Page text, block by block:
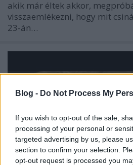
Blog - Do Not Process My
If you wish to opt-out of the sale,
processing of your personal or
targeted advertising by us, please
section to confirm your selection.
opt-out request is processed you
akik már éltek akkor,
visszaemlékezni, hogy mit
23-án…